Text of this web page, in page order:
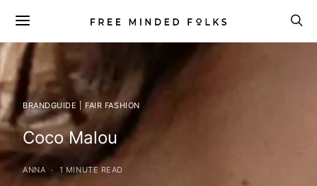
BRANDGUIDE | FAIR FASHION
Coco Malou
ANNA 1 MINUTE READ